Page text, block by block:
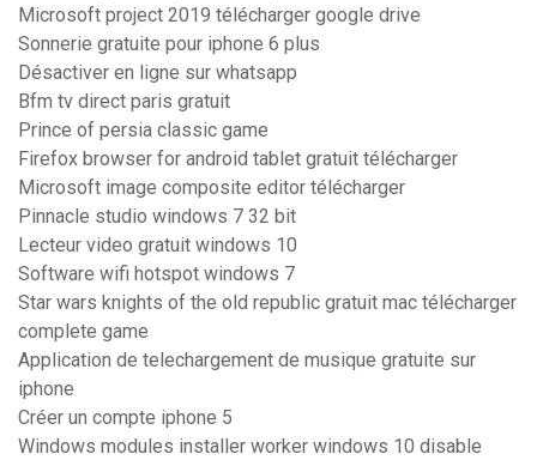
Microsoft project 2019 télécharger google drive
Sonnerie gratuite pour iphone 6 plus
Désactiver en ligne sur whatsapp
Bfm tv direct paris gratuit
Prince of persia classic game
Firefox browser for android tablet gratuit télécharger
Microsoft image composite editor télécharger
Pinnacle studio windows 7 32 bit
Lecteur video gratuit windows 10
Software wifi hotspot windows 7
Star wars knights of the old republic gratuit mac télécharger
complete game
Application de telechargement de musique gratuite sur
iphone
Créer un compte iphone 5
Windows modules installer worker windows 10 disable